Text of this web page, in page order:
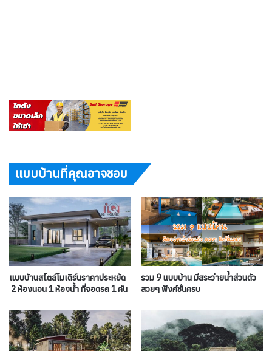
แบบบ้านที่คุณอาจชอบ
แบบบ้านสไตล์โมเดิร์นราคาประหยัด
2 ห้องนอน 1 ห้องน้ำ ที่จอดรถ 1 คัน
รวม 9 แบบบ้าน มีสระว่ายน้ำส่วนตัว
สวยๆ ฟังก์ชั่นครบ